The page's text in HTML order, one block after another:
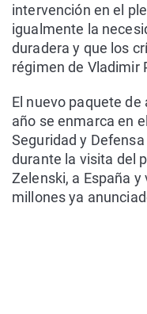
intervención en el
igualmente la
duradera y que los
régimen de Vladimir
El nuevo paquete
año se enmarca en
Seguridad y
durante la visita del
Zelenski, a España
millones ya